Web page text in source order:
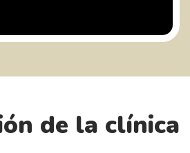
de la clínica